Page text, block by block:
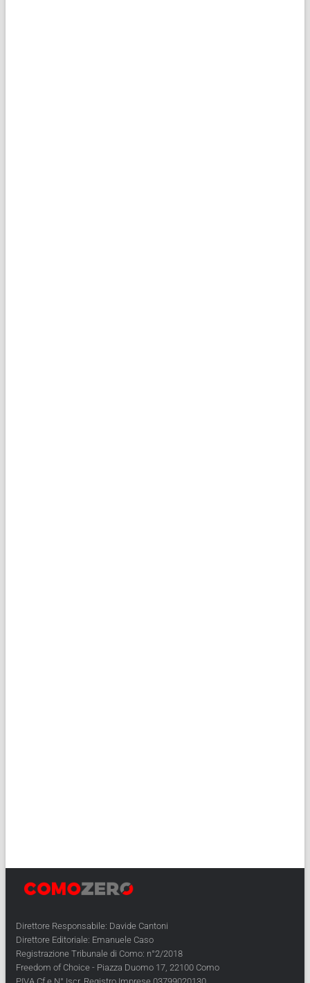
Direttore Responsabile: Davide Cantoni
Direttore Editoriale: Emanuele Caso
Registrazione Tribunale di Como: n°2/2018
Freedom of Choice - Piazza Duomo 17, 22100 Como